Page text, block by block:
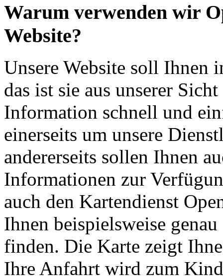
Warum verwenden wir
Website?
Unsere Website soll Ihnen
das ist sie aus unserer
Information schnell und
einerseits um unsere
andererseits sollen Ihnen
Informationen zur
auch den Kartendienst
Ihnen beispielsweise
finden. Die Karte zeigt
Ihre Anfahrt wird zum